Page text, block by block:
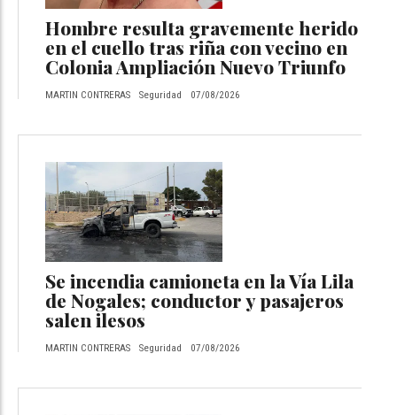
Hombre resulta gravemente herido
en el cuello tras riña con vecino en
Colonia Ampliación Nuevo Triunfo
MARTIN CONTRERAS Seguridad 07/08/2026
Se incendia camioneta en la Vía Lila
de Nogales; conductor y pasajeros
salen ilesos
MARTIN CONTRERAS Seguridad 07/08/2026